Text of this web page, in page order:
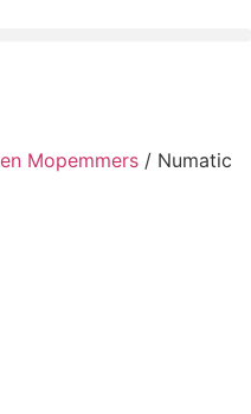
Mopemmers / Numatic